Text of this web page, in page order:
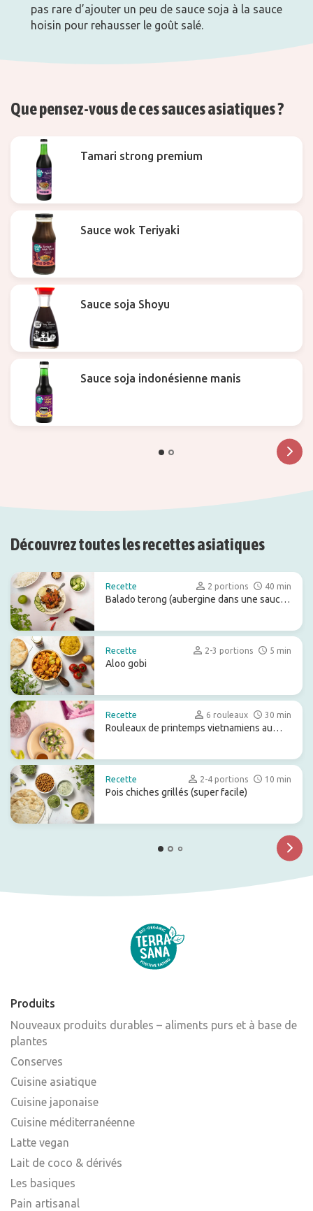
pas rare d’ajouter un peu de sauce soja à la sauce
hoisin pour rehausser le goût salé.
Que pensez-vous de ces sauces asiatiques ?
Tamari strong premium
Sauce wok Teriyaki
Sauce soja Shoyu
Sauce soja indonésienne manis
Découvrez toutes les recettes asiatiques
Recette 2 portions 40 min
Balado terong (aubergine dans une sauce
Recette 2-3 portions 5 min
Aloo gobi
Recette 6 rouleaux 30 min
Rouleaux de printemps vietnamiens au
Recette 2-4 portions 10 min
Pois chiches grillés (super facile)
Produits
Nouveaux produits durables – aliments purs et à base de
plantes
Conserves
Cuisine asiatique
Cuisine japonaise
Cuisine méditerranéenne
Latte vegan
Lait de coco & dérivés
Les basiques
Pain artisanal